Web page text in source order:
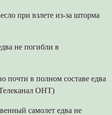
при взлете из-за шторма
не погибли в
почти в полном составе едва
ОНТ)
самолет едва не